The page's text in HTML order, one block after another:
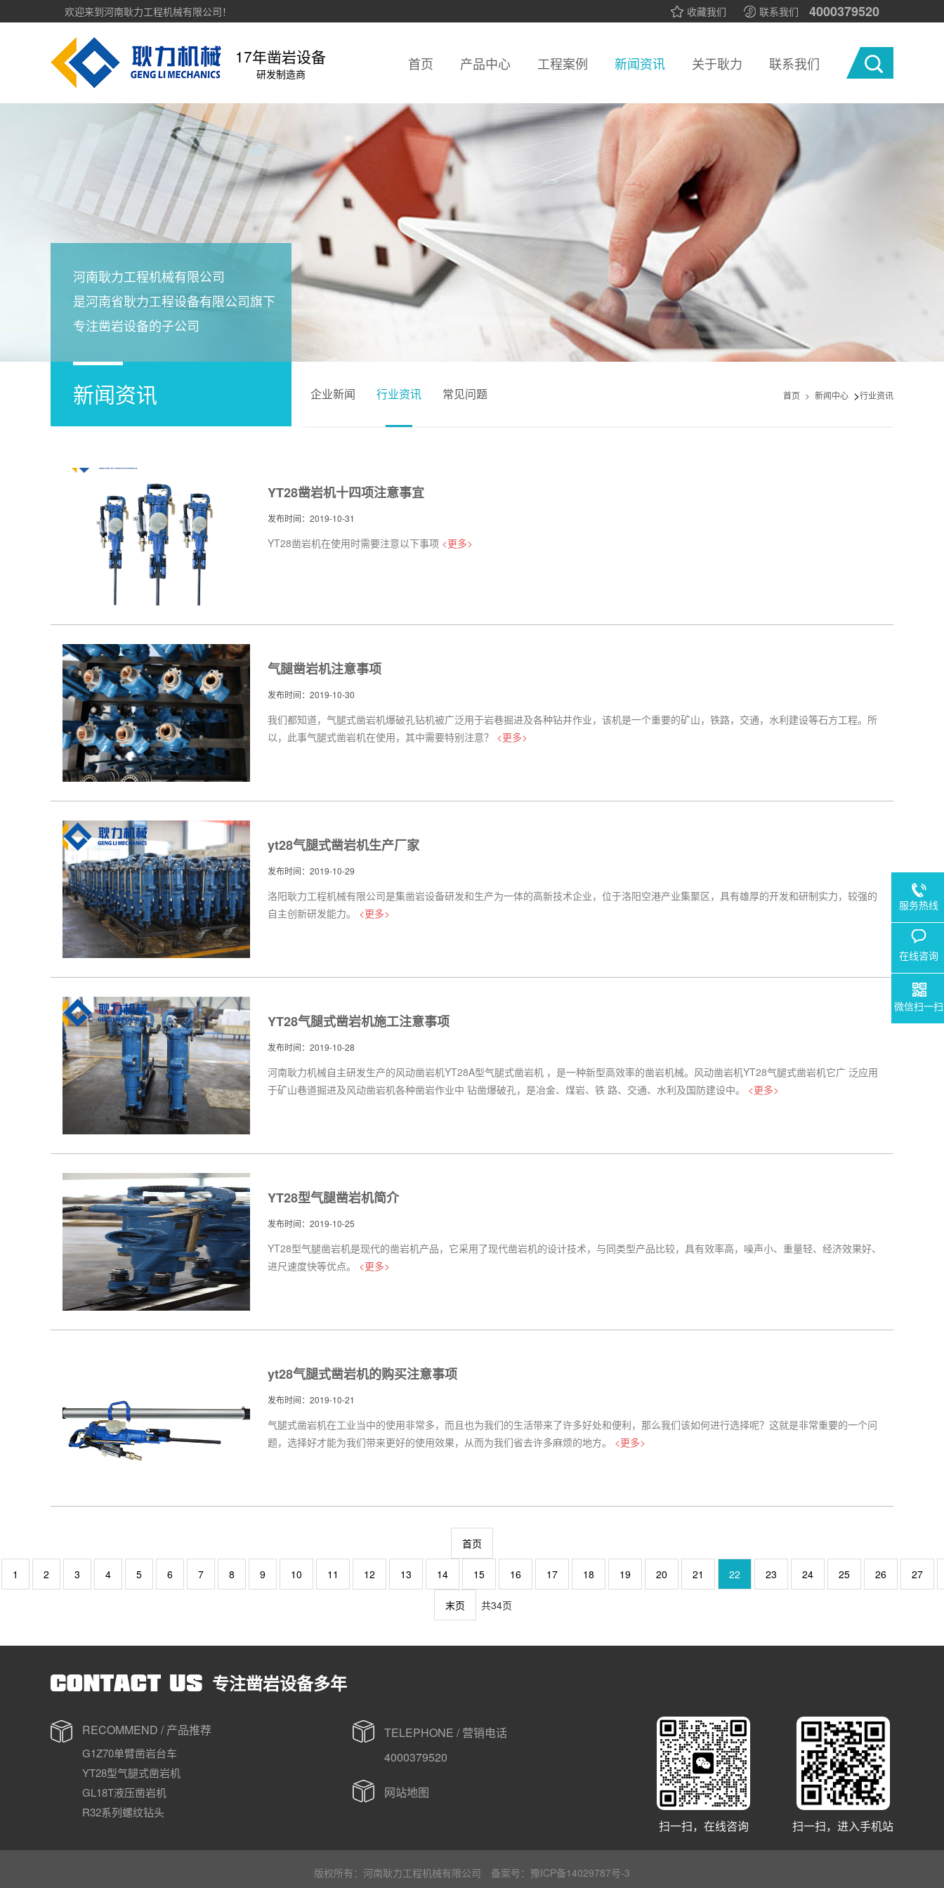
欢迎来到河南耿力工程机械有限公司！ 收藏我们 联系我们 4000379520
17年凿岩设备
研发制造商
首页 产品中心 工程案例 新闻资讯 关于耿力 联系我们
河南耿力工程机械有限公司
是河南省耿力工程设备有限公司旗下
专注凿岩设备的子公司
新闻资讯 企业新闻 行业资讯 常见问题 首页 > 新闻中心 >行业资讯
YT28凿岩机十四项注意事宜
发布时间：2019-10-31
YT28凿岩机在使用时需要注意以下事项 <更多>
气腿凿岩机注意事项
发布时间：2019-10-30
我们都知道，气腿式凿岩机爆破孔钻机被广泛用于岩巷掘进及各种钻井作业，该机是一个重要的矿山，铁路，交通，水利建设等石方工程。所
以，此事气腿式凿岩机在使用，其中需要特别注意？ <更多>
yt28气腿式凿岩机生产厂家
发布时间：2019-10-29
洛阳耿力工程机械有限公司是集凿岩设备研发和生产为一体的高新技术企业，位于洛阳空港产业集聚区，具有雄厚的开发和研制实力，较强的
自主创新研发能力。 <更多>
YT28气腿式凿岩机施工注意事项
发布时间：2019-10-28
河南耿力机械自主研发生产的风动凿岩机YT28A型气腿式凿岩机 ，是一种新型高效率的凿岩机械。风动凿岩机YT28气腿式凿岩机它广 泛应用
于矿山巷道掘进及风动凿岩机各种凿岩作业中 钻凿爆破孔，是冶金、煤岩、铁 路、交通、水利及国防建设中。 <更多>
YT28型气腿凿岩机简介
发布时间：2019-10-25
YT28型气腿凿岩机是现代的凿岩机产品，它采用了现代凿岩机的设计技术，与同类型产品比较，具有效率高，噪声小、重量轻、经济效果好、
进尺速度快等优点。 <更多>
yt28气腿式凿岩机的购买注意事项
发布时间：2019-10-21
气腿式凿岩机在工业当中的使用非常多，而且也为我们的生活带来了许多好处和便利，那么我们该如何进行选择呢？这就是非常重要的一个问
题，选择好才能为我们带来更好的使用效果，从而为我们省去许多麻烦的地方。 <更多>
首页
1 2 3 4 5 6 7 8 9 10 11 12 13 14 15 16 17 18 19 20 21 22 23 24 25 26 27
末页 共34页
专注凿岩设备多年
RECOMMEND / 产品推荐
G1Z70单臂凿岩台车
YT28型气腿式凿岩机
GL18T液压凿岩机
R32系列螺纹钻头
TELEPHONE / 营销电话
4000379520
网站地图
扫一扫，在线咨询 扫一扫，进入手机站
版权所有：河南耿力工程机械有限公司 备案号： 豫ICP备14029787号-3
服务热线
在线咨询
微信扫一扫